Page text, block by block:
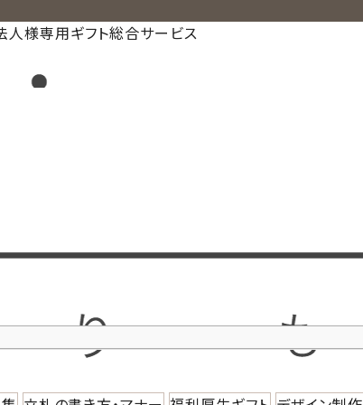
人様専用ギフト総合サービス